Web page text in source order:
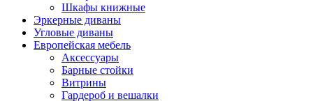
Шкафы книжные
Эркерные диваны
Угловые диваны
Европейская мебель
Аксессуары
Барные стойки
Витрины
Гардероб и вешалки